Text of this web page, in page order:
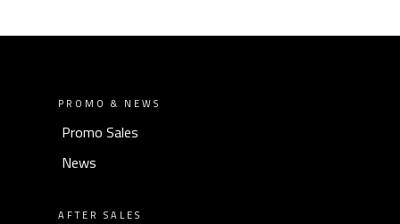
PROMO & NEWS
Promo Sales
News
AFTER SALES